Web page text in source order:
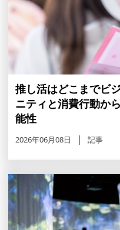
推し活はどこまでビ
ニティと消費行動か
能性
2026年06月08日 記事